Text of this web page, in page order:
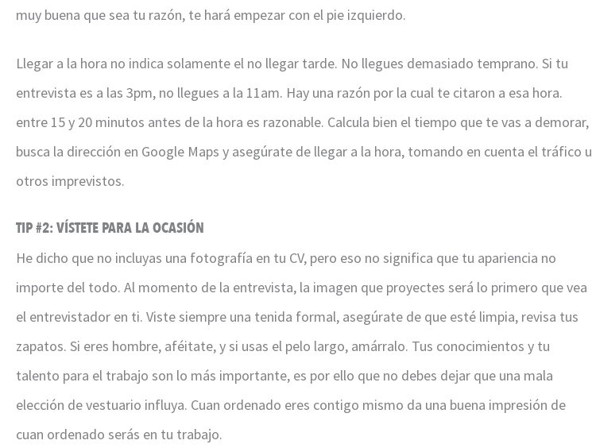
muy buena que sea tu razón, te hará empezar con el pie izquierdo.
Llegar a la hora no indica solamente el no llegar tarde. No llegues demasiado temprano. Si tu
entrevista es a las 3pm, no llegues a la 11am. Hay una razón por la cual te citaron a esa hora.
entre 15 y 20 minutos antes de la hora es razonable. Calcula bien el tiempo que te vas a demorar,
busca la dirección en Google Maps y asegúrate de llegar a la hora, tomando en cuenta el tráfico u
otros imprevistos.
TIP #2: VÍSTETE PARA LA OCASIÓN
He dicho que no incluyas una fotografía en tu CV, pero eso no significa que tu apariencia no
importe del todo. Al momento de la entrevista, la imagen que proyectes será lo primero que vea
el entrevistador en ti. Viste siempre una tenida formal, asegúrate de que esté limpia, revisa tus
zapatos. Si eres hombre, aféitate, y si usas el pelo largo, amárralo. Tus conocimientos y tu
talento para el trabajo son lo más importante, es por ello que no debes dejar que una mala
elección de vestuario influya. Cuan ordenado eres contigo mismo da una buena impresión de
cuan ordenado serás en tu trabajo.